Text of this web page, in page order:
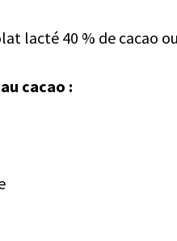
lacté 40 % de cacao
cacao :